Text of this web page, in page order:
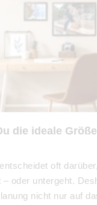
die ideale
oft
– oder untergeht.
nicht nur auf